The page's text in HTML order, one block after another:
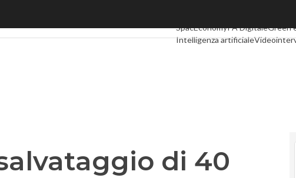
SpacEconomyPA DigitaleGreen
Intelligenza artificiale
di 40